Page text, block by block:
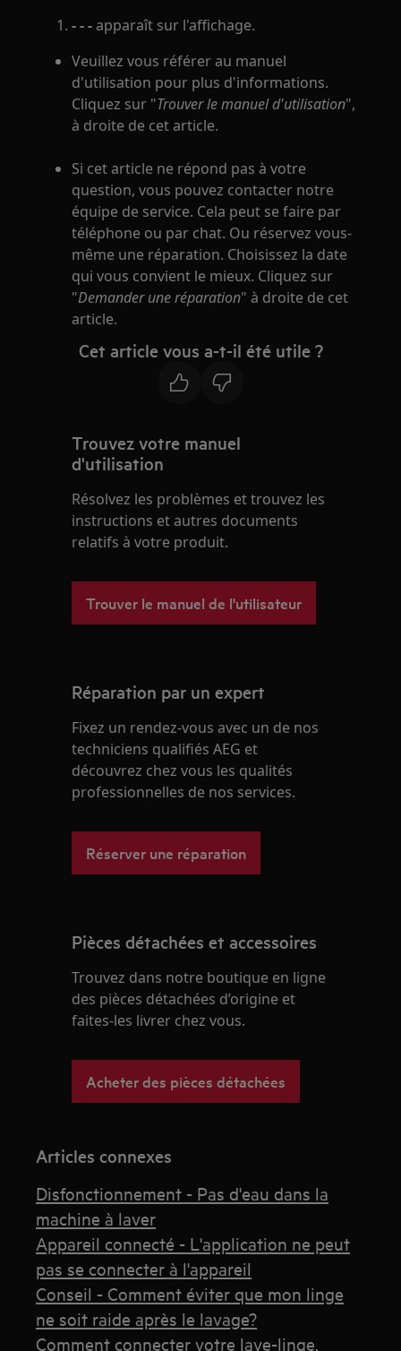
- - -apparaît sur l'affichage.
Veuillez vous référer au manuel
d'utilisation pour plus d'informations.
Cliquez sur "Trouver le manuel d'utilisation",
à droite de cet article.
Si cet article ne répond pas à votre
question, vous pouvez contacter notre
équipe de service. Cela peut se faire par
téléphone ou par chat. Ou réservez vous-
même une réparation. Choisissez la date
qui vous convient le mieux. Cliquez sur
"Demander une réparation" à droite de cet
article.
Cet article vous a-t-il été utile ?
Trouvez votre manuel
d'utilisation
Résolvez les problèmes et trouvez les
instructions et autres documents
relatifs à votre produit.
Trouver le manuel de l'utilisateur
Réparation par un expert
Fixez un rendez-vous avec un de nos
techniciens qualifiés AEG et
découvrez chez vous les qualités
professionnelles de nos services.
Réserver une réparation
Pièces détachées et accessoires
Trouvez dans notre boutique en ligne
des pièces détachées d’origine et
faites-les livrer chez vous.
Acheter des pièces détachées
Articles connexes
Disfonctionnement - Pas d'eau dans la
machine à laver
Appareil connecté - L'application ne peut
pas se connecter à l'appareil
Conseil - Comment éviter que mon linge
ne soit raide après le lavage?
Comment connecter votre lave-linge,